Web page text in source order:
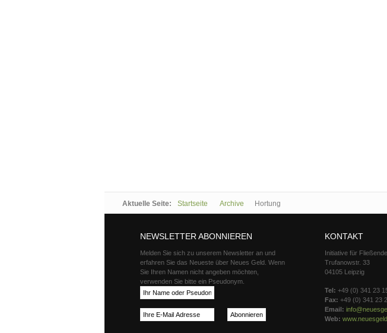
Aktuelle Seite: Startseite Archive Hortung
NEWSLETTER ABONNIEREN
Melden Sie sich zu unserem Newsletter an und
erfahren Sie das Neueste über Neues Geld. Wenn
Sie Ihren Namen nicht angeben möchten,
verwenden Sie bitte ein Pseudonym.
KONTAKT
Initiative für
Trufanowstr. 33
04105 Leipzig
Tel: +49 (0) 341 23
Fax: +49 (0) 341 23
Email:
Web: